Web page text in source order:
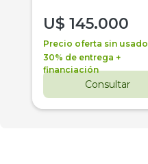
U$ 145.000
Precio oferta sin usado
30% de entrega +
financiación
Consultar